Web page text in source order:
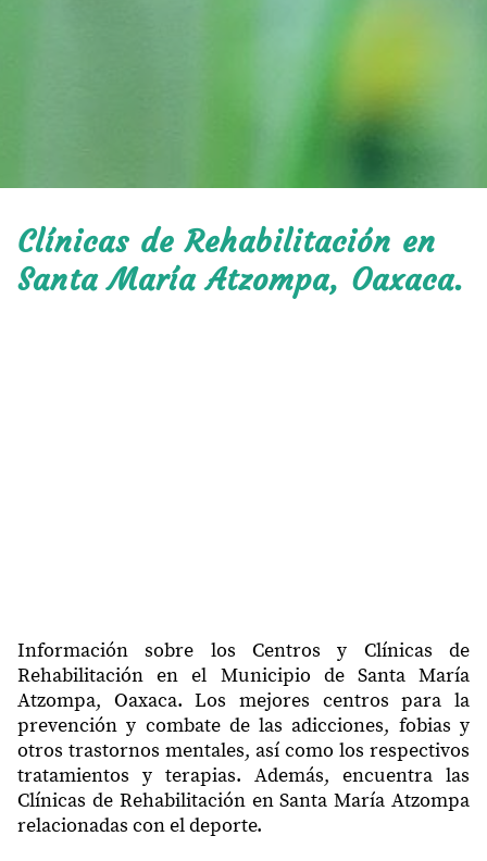
Clínicas de Rehabilitación en
Santa María Atzompa, Oaxaca.
Información sobre los Centros y Clínicas de
Rehabilitación en el Municipio de Santa María
Atzompa, Oaxaca. Los mejores centros para la
prevención y combate de las adicciones, fobias y
otros trastornos mentales, así como los respectivos
tratamientos y terapias. Además, encuentra las
Clínicas de Rehabilitación en Santa María Atzompa
relacionadas con el deporte.